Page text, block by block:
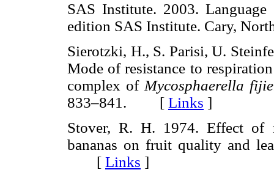
SAS Institute. 2003.
edition SAS Institute. Cary,
Sierotzki, H., S. Parisi, U.
Mode of resistance to
complex of Mycosphaerella
833–841. [ Links ]
Stover, R. H. 1974. Effect of
bananas on fruit quality and
[ Links ]